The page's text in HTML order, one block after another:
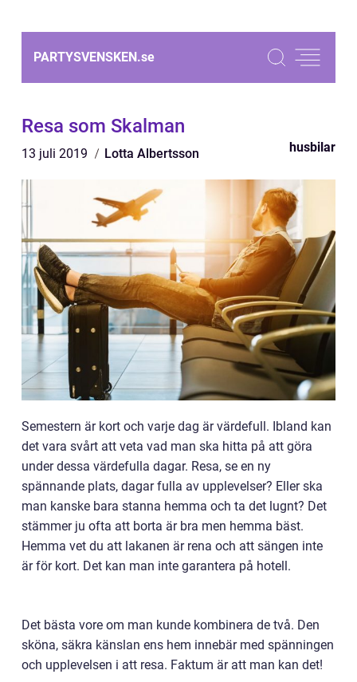
PARTYSVENSKEN.se
Resa som Skalman
13 juli 2019 Lotta Albertsson husbilar
Semestern är kort och varje dag är värdefull. Ibland kan
det vara svårt att veta vad man ska hitta på att göra
under dessa värdefulla dagar. Resa, se en ny
spännande plats, dagar fulla av upplevelser? Eller ska
man kanske bara stanna hemma och ta det lugnt? Det
stämmer ju ofta att borta är bra men hemma bäst.
Hemma vet du att lakanen är rena och att sängen inte
är för kort. Det kan man inte garantera på hotell.
Det bästa vore om man kunde kombinera de två. Den
sköna, säkra känslan ens hem innebär med spänningen
och upplevelsen i att resa. Faktum är att man kan det!